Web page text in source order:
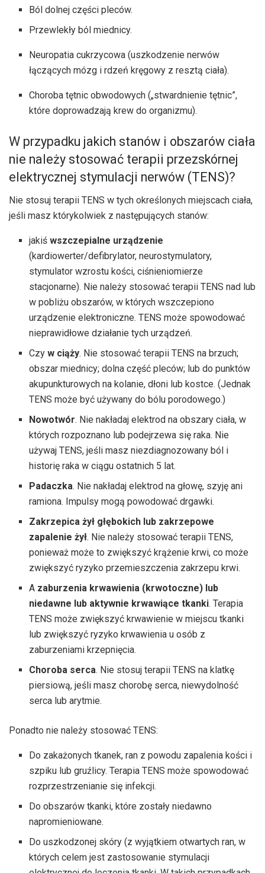
Ból dolnej części pleców.
Przewlekły ból miednicy.
Neuropatia cukrzycowa (uszkodzenie nerwów
łączących mózg i rdzeń kręgowy z resztą ciała).
Choroba tętnic obwodowych („stwardnienie tętnic”,
które doprowadzają krew do organizmu).
W przypadku jakich stanów i obszarów ciała
nie należy stosować terapii przezskórnej
elektrycznej stymulacji nerwów (TENS)?
Nie stosuj terapii TENS w tych określonych miejscach ciała,
jeśli masz którykolwiek z następujących stanów:
jakiśwszczepialne urządzenie
(kardiowerter/defibrylator, neurostymulatory,
stymulator wzrostu kości, ciśnieniomierze
stacjonarne). Nie należy stosować terapii TENS nad lub
w pobliżu obszarów, w których wszczepiono
urządzenie elektroniczne. TENS może spowodować
nieprawidłowe działanie tych urządzeń.
Czyw ciąży. Nie stosować terapii TENS na brzuch;
obszar miednicy; dolna część pleców; lub do punktów
akupunkturowych na kolanie, dłoni lub kostce. (Jednak
TENS może być używany do bólu porodowego.)
Nowotwór. Nie nakładaj elektrod na obszary ciała, w
których rozpoznano lub podejrzewa się raka. Nie
używaj TENS, jeśli masz niezdiagnozowany ból i
historię raka w ciągu ostatnich 5 lat.
Padaczka. Nie nakładaj elektrod na głowę, szyję ani
ramiona. Impulsy mogą powodować drgawki.
Zakrzepica żył głębokich lub zakrzepowe
zapalenie żył. Nie należy stosować terapii TENS,
ponieważ może to zwiększyć krążenie krwi, co może
zwiększyć ryzyko przemieszczenia zakrzepu krwi.
A zaburzenia krwawienia (krwotoczne) lub
niedawne lub aktywnie krwawiące tkanki. Terapia
TENS może zwiększyć krwawienie w miejscu tkanki
lub zwiększyć ryzyko krwawienia u osób z
zaburzeniami krzepnięcia.
Choroba serca. Nie stosuj terapii TENS na klatkę
piersiową, jeśli masz chorobę serca, niewydolność
serca lub arytmie.
Ponadto nie należy stosować TENS:
Do zakażonych tkanek, ran z powodu zapalenia kości i
szpiku lub gruźlicy. Terapia TENS może spowodować
rozprzestrzenianie się infekcji.
Do obszarów tkanki, które zostały niedawno
napromieniowane.
Do uszkodzonej skóry (z wyjątkiem otwartych ran, w
których celem jest zastosowanie stymulacji